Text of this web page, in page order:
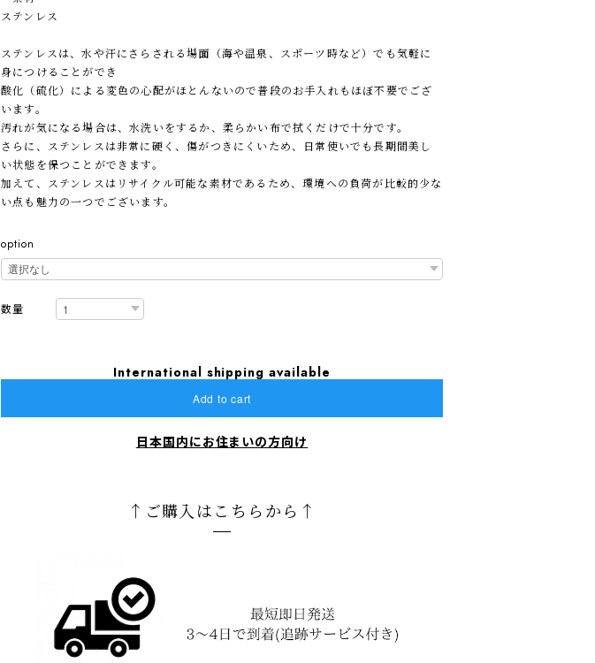
ステンレス
ステンレスは、水や汗にさらされる場面（海や温泉、スポーツ時など）でも気軽に
身につけることができ
酸化（硫化）による変色の心配がほとんないので普段のお手入れもほぼ不要でござ
います。
汚れが気になる場合は、水洗いをするか、柔らかい布で拭くだけで十分です。
さらに、ステンレスは非常に硬く、傷がつきにくいため、日常使いでも長期間美し
い状態を保つことができます。
加えて、ステンレスはリサイクル可能な素材であるため、環境への負荷が比較的少な
い点も魅力の一つでございます。
option
数量
International shipping available
Add to cart
日本国内にお住まいの方向け
↑ご購入はこちらから↑